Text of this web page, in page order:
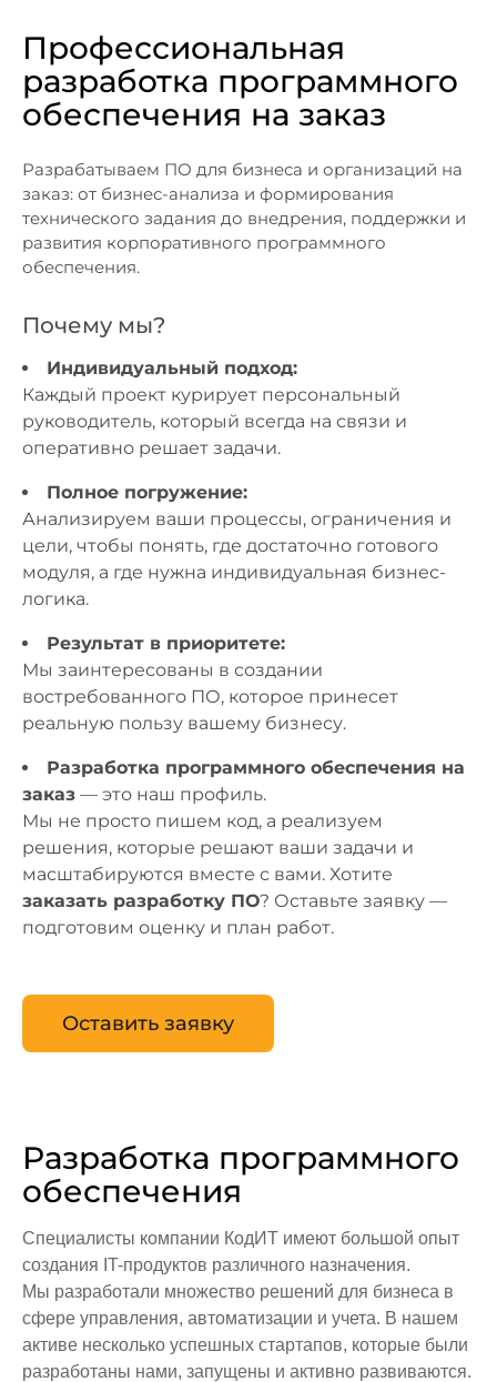
Профессиональная
разработка программного
обеспечения на заказ
Разрабатываем ПО для бизнеса и организаций на
заказ: от бизнес-анализа и формирования
технического задания до внедрения, поддержки и
развития корпоративного программного
обеспечения.
Почему мы?
Индивидуальный подход:
Каждый проект курирует персональный
руководитель, который всегда на связи и
оперативно решает задачи.
Полное погружение:
Анализируем ваши процессы, ограничения и
цели, чтобы понять, где достаточно готового
модуля, а где нужна индивидуальная бизнес-
логика.
Результат в приоритете:
Мы заинтересованы в создании
востребованного ПО, которое принесет
реальную пользу вашему бизнесу.
Разработка программного обеспечения на
заказ — это наш профиль.
Мы не просто пишем код, а реализуем
решения, которые решают ваши задачи и
масштабируются вместе с вами. Хотите
заказать разработку ПО? Оставьте заявку —
подготовим оценку и план работ.
Оставить заявку
Разработка программного
обеспечения
Специалисты компании КодИТ имеют большой опыт
создания IT-продуктов различного назначения.
Мы разработали множество решений для бизнеса в
сфере управления, автоматизации и учета. В нашем
активе несколько успешных стартапов, которые были
разработаны нами, запущены и активно развиваются.